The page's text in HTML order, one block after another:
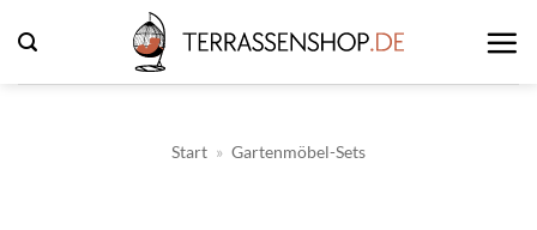
Inhalt
springen
Start » Gartenmöbel-Sets